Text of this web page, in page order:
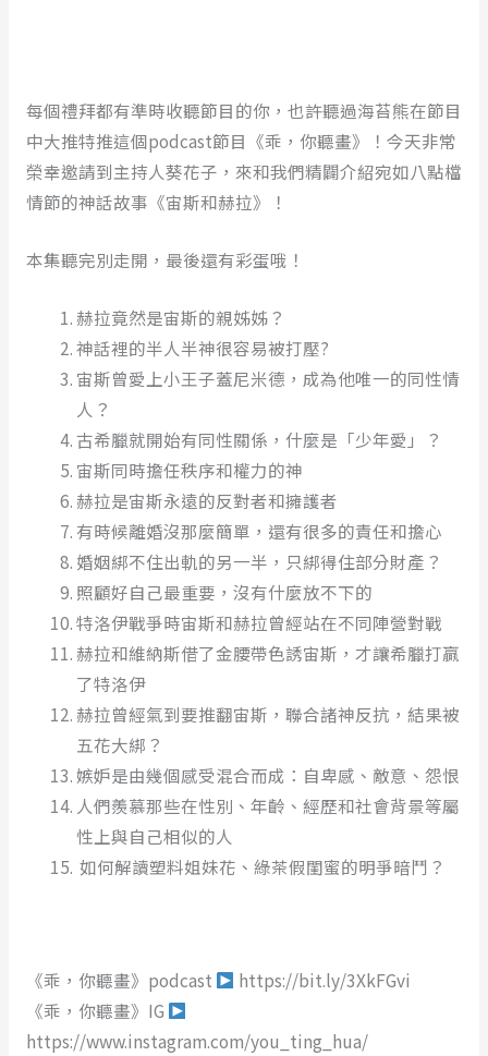
每個禮拜都有準時收聽節目的你，也許聽過海苔熊在節目
中大推特推這個podcast節目《乖，你聽畫》！今天非常
榮幸邀請到主持人葵花子，來和我們精闢介紹宛如八點檔
情節的神話故事《宙斯和赫拉》！
本集聽完別走開，最後還有彩蛋哦！
赫拉竟然是宙斯的親姊姊？
神話裡的半人半神很容易被打壓?
宙斯曾愛上小王子蓋尼米德，成為他唯一的同性情
人？
古希臘就開始有同性關係，什麼是「少年愛」？
宙斯同時擔任秩序和權力的神
赫拉是宙斯永遠的反對者和擁護者
有時候離婚沒那麼簡單，還有很多的責任和擔心
婚姻綁不住出軌的另一半，只綁得住部分財產？
照顧好自己最重要，沒有什麼放不下的
特洛伊戰爭時宙斯和赫拉曾經站在不同陣營對戰
赫拉和維納斯借了金腰帶色誘宙斯，才讓希臘打贏
了特洛伊
赫拉曾經氣到要推翻宙斯，聯合諸神反抗，結果被
五花大綁？
嫉妒是由幾個感受混合而成：自卑感、敵意、怨恨
人們羨慕那些在性別、年齡、經歷和社會背景等屬
性上與自己相似的人
如何解讀塑料姐妹花、綠茶假閨蜜的明爭暗鬥？
《乖，你聽畫》podcast
https://bit.ly/3XkFGvi
《乖，你聽畫》IG
https://www.instagram.com/you_ting_hua/